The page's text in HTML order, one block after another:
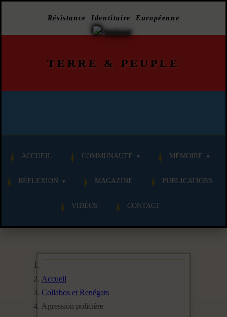
Résistance Identitaire Européenne
TERRE & PEUPLE
ACCUEIL COMMUNAUTÉ MÉMOIRE
RÉFLEXION MAGAZINE PUBLICATIONS
VIDÉOS CONTACT
Accueil
Collabos et Renégats
Agression policière